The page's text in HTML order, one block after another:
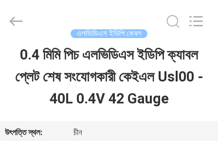
ভিডিও
Media
Reserved.
এলভিডিএস ইডিপি কেবল
0.4 মিমি পিচ এলভিডিএস ইডিপি ক্যাবল
প্লেট শেষ সংযোগকারী কেইএল Usl00 -
40L 0.4V 42 Gauge
উৎপত্তি স্থল: চীন